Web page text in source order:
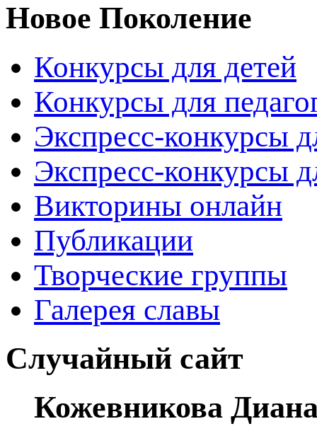
Новое Поколение
Конкурсы для детей
Конкурсы для
Экспресс-конкурсы
Экспресс-конкурсы
Викторины онлайн
Публикации
Творческие группы
Галерея славы
Случайный сайт
Кожевникова